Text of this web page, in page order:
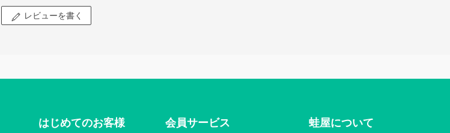
レビューを書く
はじめてのお客様
会員サービス 蛙屋について